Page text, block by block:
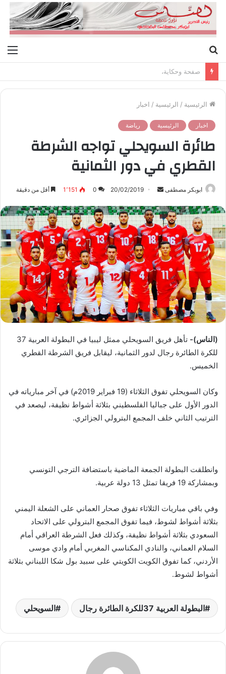
عن
صفحة وحكاية،
الرئيسية / الرئيسية / اخبار
اخبار الرئيسية رياضة
طائرة السويحلي تواجه الشرطة
القطري في دور الثمانية
ابوبكر مصطفى
س
ل
ب
ر
ي
د
ا
إ
ل
ك
ا
20/02/2019
0 1٬151 أقل من دقيقة
(الناس)-
تأهل فريق السويحلي ممثل ليبيا في البطولة العربية 37
للكرة الطائرة رجال لدور الثمانية، ليقابل فريق الشرطة القطري
الخميس.
وكان السويحلي تفوق الثلاثاء (19 فبراير 2019م) في آخر مبارياته في
الدور الأول على جباليا الفلسطيني بثلاثة أشواط نظيفة، ليصعد في
الترتيب الثاني خلف المجمع البترولي الجزائري.
وانطلقت البطولة الجمعة الماضية باستضافة الترجي التونسي
وبمشاركة 19 فريقا تمثل 13 دولة عربية.
وفي باقي مباريات الثلاثاء تفوق صحار العماني على الشعلة اليمني
بثلاثة أشواط لشوط، فيما تفوق المجمع البترولي على الاتحاد
السعودي بثلاثة أشواط نظيفة، وكذلك فعل الشرطة العراقي أمام
السلام العماني، والنادي المكناسي المغربي أمام وادي موسى
الأردني، كما تفوق الكويت الكويتي على سبيد بول شكا اللبناني بثلاثة
أشواط لشوط.
البطولة العربية 37للكرة الطائرة رجال السويحلي